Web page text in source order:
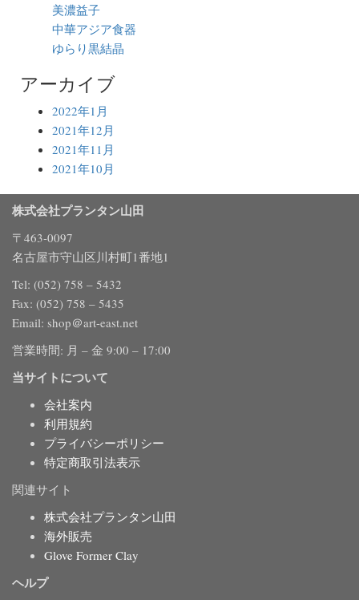
美濃益子
中華アジア食器
ゆらり黒結晶
アーカイブ
2022年1月
2021年12月
2021年11月
2021年10月
株式会社プランタン山田
〒463-0097
名古屋市守山区川村町1番地1
Tel: (052) 758 – 5432
Fax: (052) 758 – 5435
Email: shop＠art-east.net
営業時間: 月 – 金 9:00 – 17:00
当サイトについて
会社案内
利用規約
プライバシーポリシー
特定商取引法表示
関連サイト
株式会社プランタン山田
海外販売
Glove Former Clay
ヘルプ